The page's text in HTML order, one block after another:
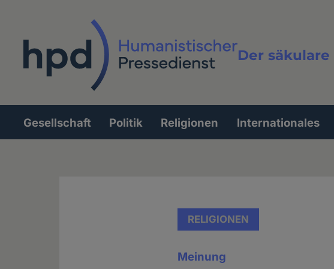
Der
Volltextsuche
Hauptnavigation
Gesellschaft Politik Religionen Internationales
RELIGIONEN
Meinung